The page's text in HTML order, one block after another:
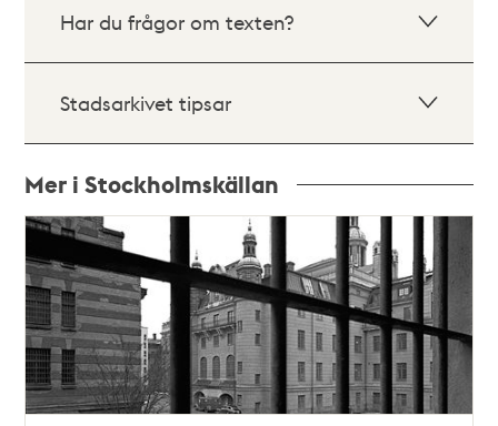
Har du frågor om texten?
Stadsarkivet tipsar
Mer i Stockholmskällan
Relaterade
poster
och
teman